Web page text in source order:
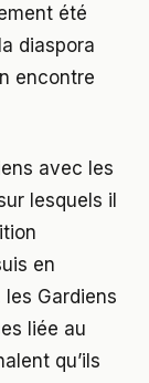
été
diaspora
encontre
avec les
lesquels il
en
Gardiens
liée au
qu’ils